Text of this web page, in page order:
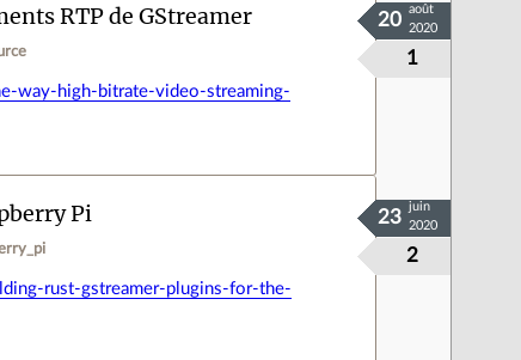
RTP de GStreamer
1
20
août
2020
way-high-bitrate-video-streaming-
Pi
2
23
juin
2020
rust-gstreamer-plugins-for-the-